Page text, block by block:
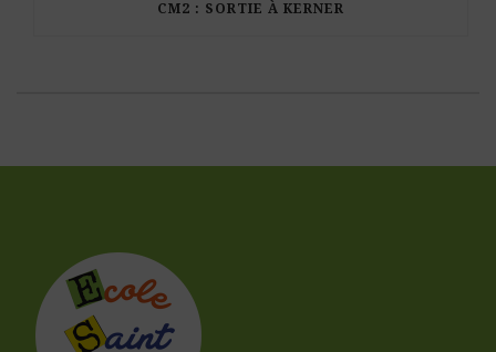
CM2 : SORTIE À KERNER